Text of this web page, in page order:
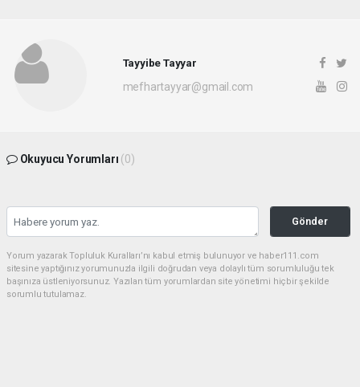
Tayyibe Tayyar
mefhartayyar@gmail.com
Okuyucu Yorumları (0)
Gönder
Yorum yazarak Topluluk Kuralları’nı kabul etmiş bulunuyor ve haber111.com
sitesine yaptığınız yorumunuzla ilgili doğrudan veya dolaylı tüm sorumluluğu tek
başınıza üstleniyorsunuz. Yazılan tüm yorumlardan site yönetimi hiçbir şekilde
sorumlu tutulamaz.